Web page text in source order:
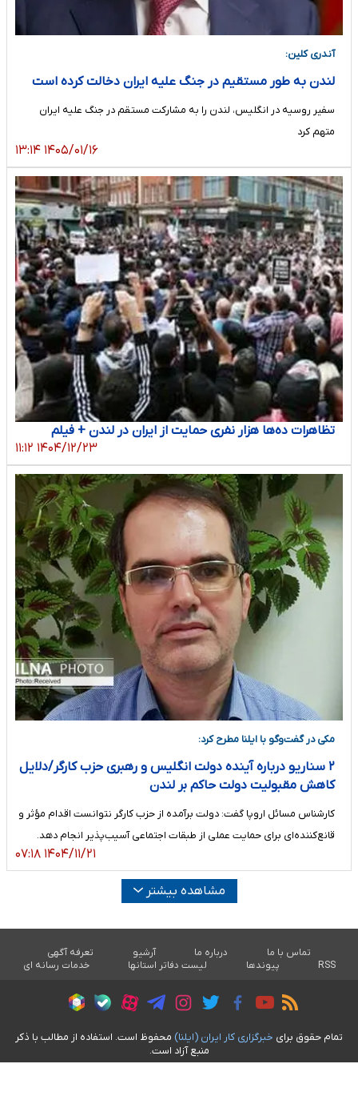
آندری کلین:
لندن به طور مستقیم در جنگ علیه ایران دخالت کرده است
سفیر روسیه در انگلیس، لندن را به مشارکت مستقم در جنگ علیه ایران
متهم کرد
۱۴۰۵/۰۱/۱۶ ۱۳:۱۴
تظاهرات ده‌ها هزار نفری حمایت از ایران در لندن + فیلم
۱۴۰۴/۱۲/۲۳ ۱۱:۱۲
مکی در گفت‌وگو با ایلنا مطرح کرد:
۲ سناریو درباره آینده دولت انگلیس و رهبری حزب کارگر/دلایل
کاهش مقبولیت دولت حاکم بر لندن
کارشناس مسائل اروپا گفت: دولت برآمده از حزب کارگر نتوانست اقدام مؤثر و
قانع‌کننده‌ای برای حمایت عملی از طبقات اجتماعی آسیب‌پذیر انجام دهد.
۱۴۰۴/۱۱/۲۱ ۰۷:۱۸
مشاهده بیشتر
تماس با ما درباره ما آرشیو
تعرفه آگهی
RSS
پیوندها لیست دفاتر استانها خدمات رسانه ای
تمام حقوق برای خبرگزاری کار ايران (ايلنا) محفوظ است. استفاده از مطالب با ذکر
منبع آزاد است.